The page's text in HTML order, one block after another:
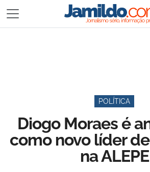
POLÍTICA
Diogo Moraes é
como novo líder
na ALEPE